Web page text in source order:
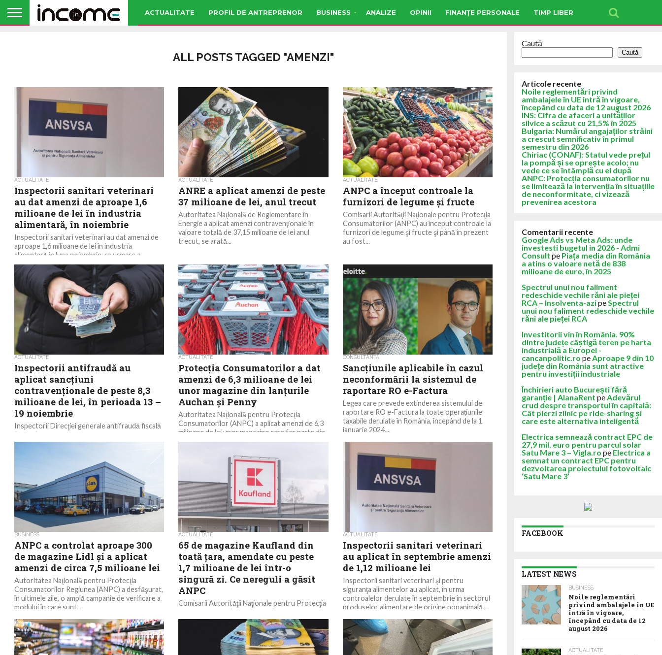
ACTUALITATE PROFIL DE ANTREPRENOR BUSINESS ANALIZE OPINII FINANȚE PERSONALE TIMP LIBER
ALL POSTS TAGGED "AMENZI"
ACTUALITATE
Inspectorii sanitari veterinari
au dat amenzi de aproape 1,6
milioane de lei în industria
alimentară, în noiembrie
Inspectorii sanitari veterinari au dat amenzi de
aproape 1,6 milioane de lei în industria
alimentară în luna noiembrie, ca urmare a
neregulilor...
ACTUALITATE
ANRE a aplicat amenzi de peste
37 milioane de lei, anul trecut
Autoritatea Naţională de Reglementare în
Energie a aplicat amenzi contravenţionale în
valoare totală de 37,15 milioane de lei anul
trecut, se arată...
ACTUALITATE
ANPC a început controale la
furnizori de legume şi fructe
Comisarii Autorităţii Naţionale pentru Protecţia
Consumatorilor (ANPC) au început controale la
furnizori de legume şi fructe şi până în prezent
au fost...
ACTUALITATE
Inspectorii antifraudă au
aplicat sancţiuni
contravenţionale de peste 8,3
milioane de lei, în perioada 13 –
19 noiembrie
Inspectorii Direcţiei generale antifraudă fiscală
(DGAF) din cadrul ANAF au aplicat amenzi de
peste 6,5 milioane de lei şi au dispus confiscări...
ACTUALITATE
Protecţia Consumatorilor a dat
amenzi de 6,3 milioane de lei
unor magazine din lanţurile
Auchan şi Penny
Autoritatea Naţională pentru Protecţia
Consumatorilor (ANPC) a aplicat amenzi de 6,3
milioane de lei unor magazine care fac parte din
lanţurile de...
CONSULTANȚĂ
Sancțiunile aplicabile în cazul
neconformării la sistemul de
raportare RO e-Factura
Legea care prevede extinderea sistemului de
raportare RO e-Factura la toate operațiunile
taxabile derulate în România, începând de la 1
ianuarie 2024,...
BUSINESS
ANPC a controlat aproape 300
de magazine Lidl şi a aplicat
amenzi de circa 7,5 milioane lei
Autoritatea Naţională pentru Protecţia
Consumatorilor Regiunea (ANPC) a desfăşurat,
în ultimele zile, o amplă campanie de verificare a
modului în care sunt...
ACTUALITATE
65 de magazine Kaufland din
toată ţara, amendate cu peste
1,7 milioane de lei într-o
singură zi. Ce nereguli a găsit
ANPC
Comisarii Autorităţii Naţionale pentru Protecţia
Consumatorilor (ANPC) au amendat cu peste
1,7 milioane de lei, 65 de magazine Kaufland din
ACTUALITATE
Inspectorii sanitari veterinari
au aplicat în septembrie amenzi
de 1,12 milioane lei
Inspectorii sanitari veterinari şi pentru
siguranţa alimentelor au aplicat, în urma
controalelor derulate în septembrie în sectorul
produselor alimentare de origine nonanimală,...
Caută
Caută
Articole recente
Noile reglementări privind
ambalajele în UE intră în vigoare,
începând cu data de 12 august 2026
INS: Cifra de afaceri a unităților
silvice a scăzut cu 21,5% în 2025
Bulgaria: Numărul angajaților străini
a crescut semnificativ în primul
semestru din 2026
Chiriac (CONAF): Statul vede prețul
la pompă și se oprește acolo; nu
vede ce se întâmplă cu el după
ANPC: Protecția consumatorilor nu
se limitează la intervenția în situațiile
de neconformitate, ci vizează
prevenirea acestora
Comentarii recente
Google Ads vs Meta Ads: unde
investesti bugetul in 2026 - Admi
Consult pe Piața media din România
a atins o valoare netă de 838
milioane de euro, în 2025
Spectrul unui nou faliment
redeschide vechile răni ale pieței
RCA – Insolventa-azipeSpectrul
unui nou faliment redeschide vechile
răni ale pieței RCA
Investitorii vin în România. 90%
dintre județe câștigă teren pe harta
industrială a Europei -
cancanpolitic.ro peAproape 9 din 10
județe din România sunt atractive
pentru investiții industriale
Închirieri auto București fără
garanție | AlanaRent peAdevărul
crud despre transportul în capitală:
Cât pierzi zilnic pe ride-sharing și
care este alternativa inteligentă
Electrica semnează contract EPC de
27,9 mil. euro pentru parcul solar
Satu Mare 3 – Vigla.ro pe Electrica a
semnat un contract EPC pentru
dezvoltarea proiectului fotovoltaic
‘Satu Mare 3’
FACEBOOK
LATEST NEWS
BUSINESS
Noile reglementări
privind ambalajele în UE
intră în vigoare,
începând cu data de 12
august 2026
ACTUALITATE